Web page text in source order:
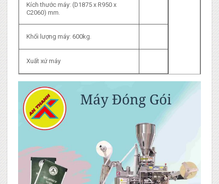
Kích thước máy: (D1875 x R950 x
C2060) mm.
Khối lượng máy: 600kg.
Xuất xứ máy